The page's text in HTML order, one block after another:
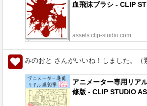
血飛沫ブラシ - CLIP
assets.clip-studio.com
みのおと さんがいいね！しました。（
アニメーター専用リア
修版 - CLIP STUDIO